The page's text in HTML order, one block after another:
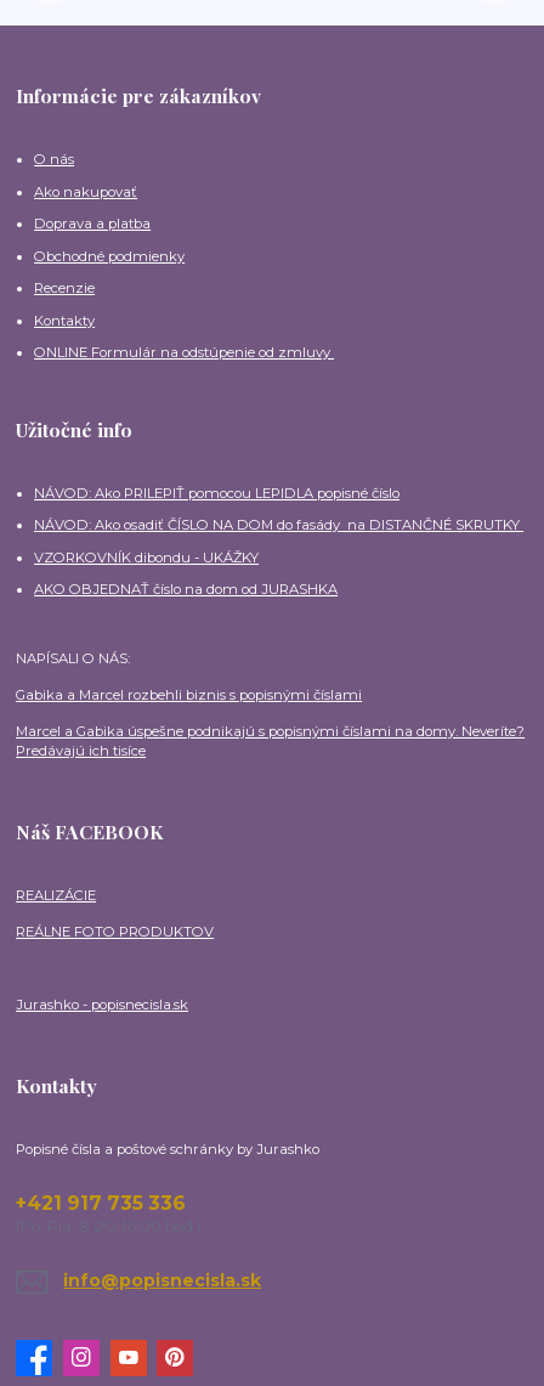
Informácie pre zákazníkov
O nás
Ako nakupovať
Doprava a platba
Obchodné podmienky
Recenzie
Kontakty
ONLINE Formulár na odstúpenie od zmluvy
Užitočné info
NÁVOD: Ako PRILEPIŤ pomocou LEPIDLA popisné číslo
NÁVOD: Ako osadiť ČÍSLO NA DOM do fasády na DISTANČNÉ SKRUTKY
VZORKOVNÍK dibondu - UKÁŽKY
AKO OBJEDNAŤ číslo na dom od JURASHKA
NAPÍSALI O NÁS:
Gabika a Marcel rozbehli biznis s popisnými číslami
Marcel a Gabika úspešne podnikajú s popisnými číslami na domy. Neveríte?
Predávajú ich tisíce
Náš FACEBOOK
REALIZÁCIE
REÁLNE FOTO PRODUKTOV
Jurashko - popisnecisla.sk
Kontakty
Popisné čísla a poštové schránky by Jurashko
+421 917 735 336
info@popisnecisla.sk